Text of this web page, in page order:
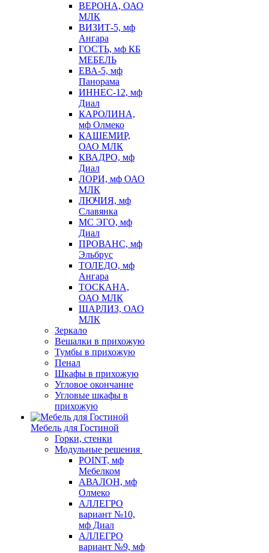
ВЕРОНА, ОАО
МЛК
ВИЗИТ-5, мф
Ангара
ГОСТЬ, мф КБ
МЕБЕЛЬ
ЕВА-5, мф
Панорама
ИННЕС-12, мф
Диал
КАРОЛИНА,
мф Олмеко
КАШЕМИР,
ОАО МЛК
КВАДРО, мф
Диал
ЛОРИ, мф ОАО
МЛК
ЛЮЧИЯ, мф
Славянка
МС ЭГО, мф
Диал
ПРОВАНС, мф
Эльбрус
ТОЛЕДО, мф
Ангара
ТОСКАНА,
ОАО МЛК
ШАРЛИЗ, ОАО
МЛК
Зеркало
Вешалки в прихожую
Тумбы в прихожую
Пенал
Шкафы в прихожую
Угловое окончание
Угловые шкафы в
прихожую
Мебель для Гостиной
Горки, стенки
Модульные решения
POINT, мф
Мебелком
АВАЛОН, мф
Олмеко
АЛЛЕГРО
вариант №10,
мф Диал
АЛЛЕГРО
вариант №9, мф